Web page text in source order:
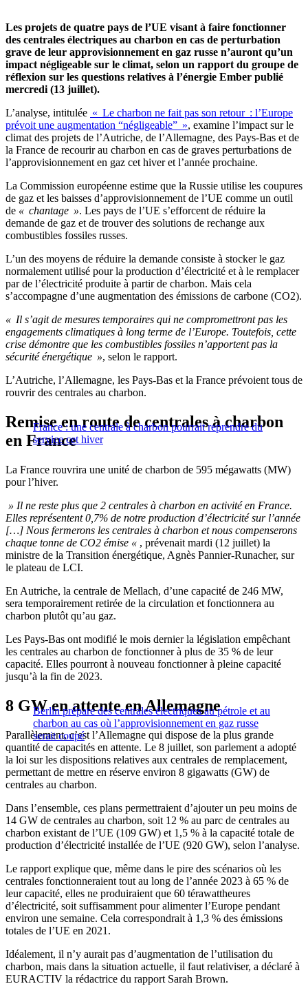
Les projets de quatre pays de l’UE visant à faire fonctionner
des centrales électriques au charbon en cas de perturbation
grave de leur approvisionnement en gaz russe n’auront qu’un
impact négligeable sur le climat, selon un rapport du groupe de
réflexion sur les questions relatives à l’énergie Ember publié
mercredi (13 juillet).
L’analyse, intitulée « Le charbon ne fait pas son retour : l’Europe
prévoit une augmentation “négligeable” », examine l’impact sur le
climat des projets de l’Autriche, de l’Allemagne, des Pays-Bas et de
la France de recourir au charbon en cas de graves perturbations de
l’approvisionnement en gaz cet hiver et l’année prochaine.
La Commission européenne estime que la Russie utilise les coupures
de gaz et les baisses d’approvisionnement de l’UE comme un outil
de « chantage ». Les pays de l’UE s’efforcent de réduire la
demande de gaz et de trouver des solutions de rechange aux
combustibles fossiles russes.
L’un des moyens de réduire la demande consiste à stocker le gaz
normalement utilisé pour la production d’électricité et à le remplacer
par de l’électricité produite à partir de charbon. Mais cela
s’accompagne d’une augmentation des émissions de carbone (CO2).
« Il s’agit de mesures temporaires qui ne compromettront pas les
engagements climatiques à long terme de l’Europe. Toutefois, cette
crise démontre que les combustibles fossiles n’apportent pas la
sécurité énergétique », selon le rapport.
L’Autriche, l’Allemagne, les Pays-Bas et la France prévoient tous de
rouvrir des centrales au charbon.
France : une centrale à charbon pourrait reprendre du
service cet hiver
Remise en route de centrales à charbon
en France
La France rouvrira une unité de charbon de 595 mégawatts (MW)
pour l’hiver.
» Il ne reste plus que 2 centrales à charbon en activité en France.
Elles représentent 0,7% de notre production d’électricité sur l’année
[…] Nous fermerons les centrales à charbon et nous compenserons
chaque tonne de CO2 émise « , prévenait mardi (12 juillet) la
ministre de la Transition énergétique, Agnès Pannier-Runacher, sur
le plateau de LCI.
En Autriche, la centrale de Mellach, d’une capacité de 246 MW,
sera temporairement retirée de la circulation et fonctionnera au
charbon plutôt qu’au gaz.
Les Pays-Bas ont modifié le mois dernier la législation empêchant
les centrales au charbon de fonctionner à plus de 35 % de leur
capacité. Elles pourront à nouveau fonctionner à pleine capacité
jusqu’à la fin de 2023.
Berlin prépare des centrales électriques au pétrole et au
charbon au cas où l’approvisionnement en gaz russe
serait coupé
8 GW en attente en Allemagne
Parallèlement, c’est l’Allemagne qui dispose de la plus grande
quantité de capacités en attente. Le 8 juillet, son parlement a adopté
la loi sur les dispositions relatives aux centrales de remplacement,
permettant de mettre en réserve environ 8 gigawatts (GW) de
centrales au charbon.
Dans l’ensemble, ces plans permettraient d’ajouter un peu moins de
14 GW de centrales au charbon, soit 12 % au parc de centrales au
charbon existant de l’UE (109 GW) et 1,5 % à la capacité totale de
production d’électricité installée de l’UE (920 GW), selon l’analyse.
Le rapport explique que, même dans le pire des scénarios où les
centrales fonctionneraient tout au long de l’année 2023 à 65 % de
leur capacité, elles ne produiraient que 60 térawattheures
d’électricité, soit suffisamment pour alimenter l’Europe pendant
environ une semaine. Cela correspondrait à 1,3 % des émissions
totales de l’UE en 2021.
Idéalement, il n’y aurait pas d’augmentation de l’utilisation du
charbon, mais dans la situation actuelle, il faut relativiser, a déclaré à
EURACTIV la rédactrice du rapport Sarah Brown.